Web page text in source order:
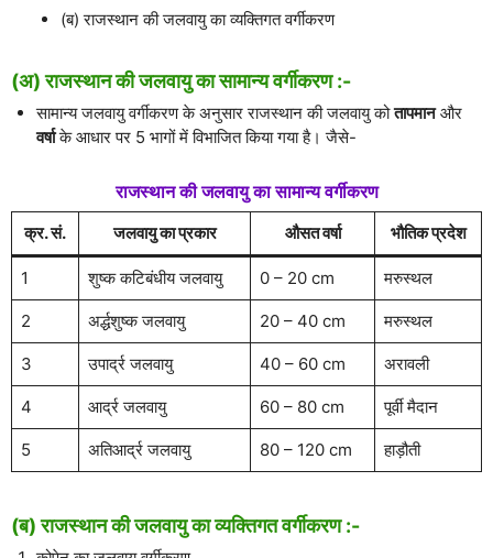
(ब) राजस्थान की जलवायु का व्यक्तिगत वर्गीकरण
(अ) राजस्थान की जलवायु का सामान्य वर्गीकरण :-
सामान्य जलवायु वर्गीकरण के अनुसार राजस्थान की जलवायु कोतापमानऔर
वर्षाके आधार पर 5 भागों में विभाजित किया गया है। जैसे-
राजस्थान की जलवायु का सामान्य वर्गीकरण
क्र. सं. जलवायु का प्रकार औसत वर्षा भौतिक प्रदेश
1 शुष्क कटिबंधीय जलवायु 0 – 20 cm मरुस्थल
2 अर्द्धशुष्क जलवायु 20 – 40 cm मरुस्थल
3 उपार्द्र जलवायु 40 – 60 cm अरावली
4 आर्द्र जलवायु 60 – 80 cm पूर्वी मैदान
5 अतिआर्द्र जलवायु 80 – 120 cm हाड़ौती
(ब) राजस्थान की जलवायु का व्यक्तिगत वर्गीकरण :-